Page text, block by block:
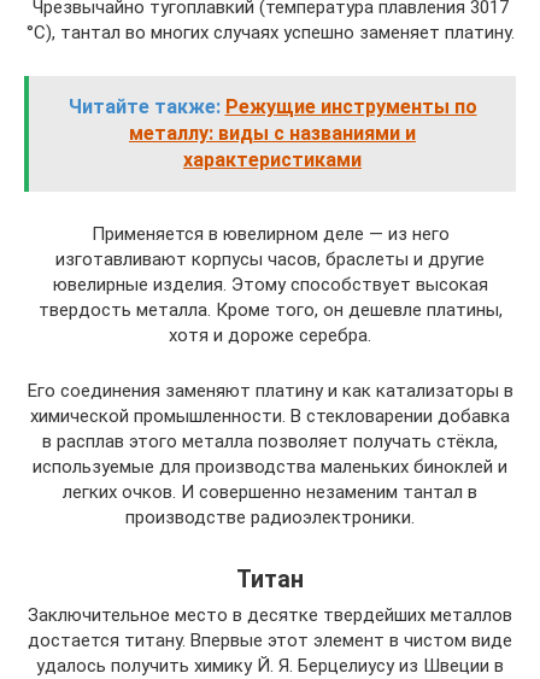
Чрезвычайно тугоплавкий (температура плавления 3017
°C), тантал во многих случаях успешно заменяет платину.
Читайте также: Режущие инструменты по
металлу: виды с названиями и
характеристиками
Применяется в ювелирном деле — из него
изготавливают корпусы часов, браслеты и другие
ювелирные изделия. Этому способствует высокая
твердость металла. Кроме того, он дешевле платины,
хотя и дороже серебра.
Его соединения заменяют платину и как катализаторы в
химической промышленности. В стекловарении добавка
в расплав этого металла позволяет получать стёкла,
используемые для производства маленьких биноклей и
легких очков. И совершенно незаменим тантал в
производстве радиоэлектроники.
Титан
Заключительное место в десятке твердейших металлов
достается титану. Впервые этот элемент в чистом виде
удалось получить химику Й. Я. Берцелиусу из Швеции в